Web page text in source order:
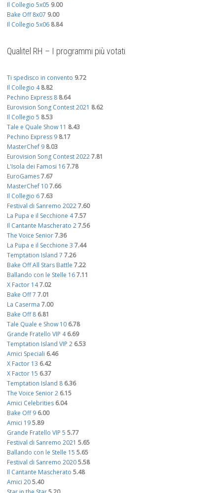
Il Collegio 5x05 9.00
Bake Off 8x07 9.00
Il Collegio 5x06 8.84
Qualitel RH – I programmi più votati
Ti spedisco in convento 9.72
Il Collegio 4 8.82
Pechino Express 8 8.64
Eurovision Song Contest 2021 8.62
Il Collegio 5 8.53
Tale e Quale Show 11 8.43
Pechino Express 9 8.17
MasterChef 9 8.03
Eurovision Song Contest 20227.81
L'Isola dei Famosi 167.78
EuroGames7.67
MasterChef 107.66
Il Collegio 67.63
Festival di Sanremo 20227.60
La Pupa e il Secchione 47.57
Il Cantante Mascherato 27.56
The Voice Senior7.36
La Pupa e il Secchione 3 7.44
Temptation Island 7 7.26
Bake Off All Stars Battle 7.22
Ballando con le Stelle 167.11
X Factor 147.02
Bake Off 7 7.01
La Caserma 7.00
Bake Off 8 6.81
Tale Quale e Show 10 6.78
Grande Fratello VIP 4 6.69
Temptation Island VIP 2 6.53
Amici Speciali 6.46
X Factor 13 6.42
X Factor 15 6.37
Temptation Island 8 6.36
The Voice Senior 2 6.15
Amici Celebrities 6.04
Bake Off 9 6.00
Amici 195.89
Grande Fratello VIP 5 5.77
Festival di Sanremo 2021 5.65
Ballando con le Stelle 15 5.65
Festival di Sanremo 20205.58
Il Cantante Mascherato 5.48
Amici 205.40